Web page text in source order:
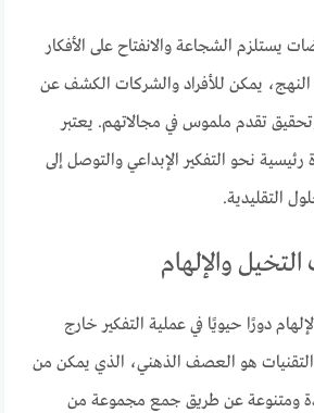
يستلزم الشجاعة والانفتاح على الأفكار
يمكن للأفراد والشركات الكشف عن
تقدم ملموس في مجالاتهم. يعتبر
نحو التفكير الإبداعي والتوصل إلى
التقليدية.
والإلهام
دورًا حيويًا في عملية التفكير خارج
هو العصف الذهني، الذي يمكن من
ومتنوعة عن طريق جمع مجموعة من